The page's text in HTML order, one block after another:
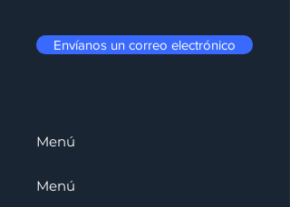
Envíanos un correo electrónico
Menú
Menú